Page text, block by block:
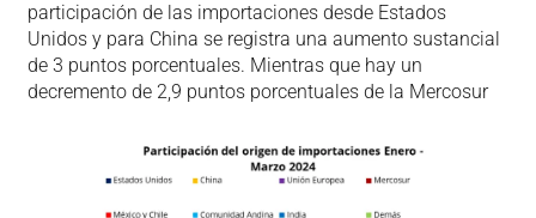
participación de las importaciones desde Estados
Unidos y para China se registra una aumento sustancial
de 3 puntos porcentuales. Mientras que hay un
decremento de 2,9 puntos porcentuales de la Mercosur